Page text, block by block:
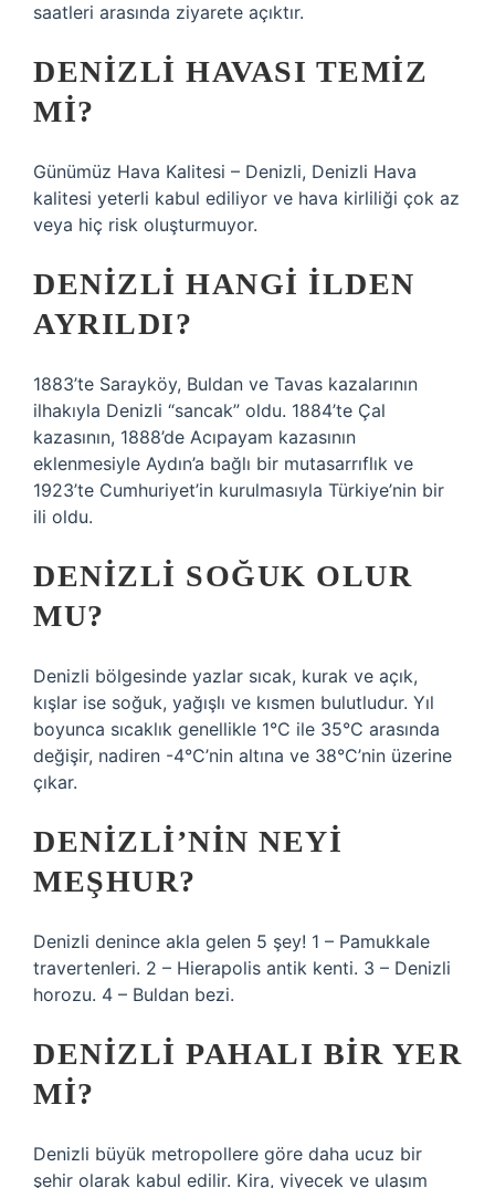
saatleri arasında ziyarete açıktır.
DENIZLI HAVASI TEMIZ
MI?
Günümüz Hava Kalitesi – Denizli, Denizli Hava
kalitesi yeterli kabul ediliyor ve hava kirliliği çok az
veya hiç risk oluşturmuyor.
DENIZLI HANGI ILDEN
AYRILDI?
1883’te Sarayköy, Buldan ve Tavas kazalarının
ilhakıyla Denizli “sancak” oldu. 1884’te Çal
kazasının, 1888’de Acıpayam kazasının
eklenmesiyle Aydın’a bağlı bir mutasarrıflık ve
1923’te Cumhuriyet’in kurulmasıyla Türkiye’nin bir
ili oldu.
DENIZLI SOĞUK OLUR
MU?
Denizli bölgesinde yazlar sıcak, kurak ve açık,
kışlar ise soğuk, yağışlı ve kısmen bulutludur. Yıl
boyunca sıcaklık genellikle 1°C ile 35°C arasında
değişir, nadiren -4°C’nin altına ve 38°C’nin üzerine
çıkar.
DENIZLI’NIN NEYI
MEŞHUR?
Denizli denince akla gelen 5 şey! 1 – Pamukkale
travertenleri. 2 – Hierapolis antik kenti. 3 – Denizli
horozu. 4 – Buldan bezi.
DENIZLI PAHALI BIR YER
MI?
Denizli büyük metropollere göre daha ucuz bir
şehir olarak kabul edilir. Kira, yiyecek ve ulaşım